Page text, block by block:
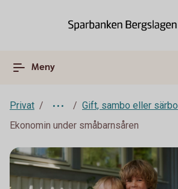
Meny
Privat
Gift, sambo eller särbo
Ekonomin under småbarnsåren